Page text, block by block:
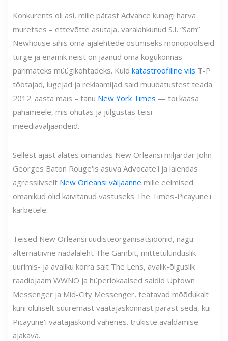
Konkurents oli asi, mille pärast Advance kunagi harva
muretses – ettevõtte asutaja, varalahkunud S.I. “Sam”
Newhouse sihis oma ajalehtede ostmiseks monopoolseid
turge ja enamik neist on jäänud oma kogukonnas
parimateks müügikohtadeks. Kuid katastroofiline viis T-P
töötajad, lugejad ja reklaamijad said muudatustest teada
2012. aasta mais – tänu New York Times — tõi kaasa
pahameele, mis õhutas ja julgustas teisi
meediaväljaandeid.
Sellest ajast alates omandas New Orleansi miljardär John
Georges Baton Rouge'is asuva Advocate'i ja laiendas
agressiivselt New Orleansi väljaanne mille eelmised
omanikud olid käivitanud vastuseks The Times-Picayune'i
kärbetele.
Teised New Orleansi uudisteorganisatsioonid, nagu
alternatiivne nädalaleht The Gambit, mittetulunduslik
uurimis- ja avaliku korra sait The Lens, avalik-õiguslik
raadiojaam WWNO ja hüperlokaalsed saidid Uptown
Messenger ja Mid-City Messenger, teatavad mõõdukalt
kuni oluliselt suuremast vaatajaskonnast pärast seda, kui
Picayune'i vaatajaskond vähenes. trükiste avaldamise
ajakava.